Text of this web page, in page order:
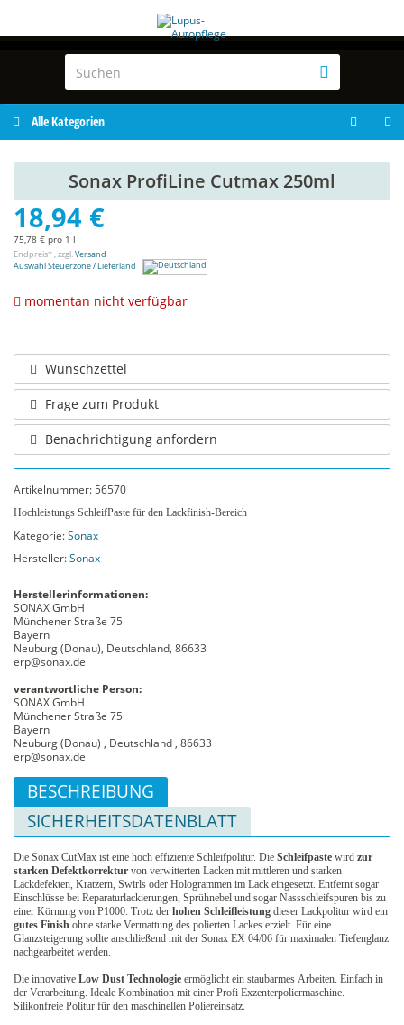
Alle Kategorien
Sonax ProfiLine Cutmax 250ml
18,94 €
75,78 € pro 1 l
Endpreis* , zzgl.Versand
Auswahl Steuerzone / Lieferland
momentan nicht verfügbar
Wunschzettel
Frage zum Produkt
Benachrichtigung anfordern
Artikelnummer:56570
Hochleistungs SchleifPaste für den Lackfinish-Bereich
Kategorie:Sonax
Hersteller:Sonax
Herstellerinformationen:
SONAX GmbH
Münchener Straße 75
Bayern
Neuburg (Donau), Deutschland, 86633
erp@sonax.de
verantwortliche Person:
SONAX GmbH
Münchener Straße 75
Bayern
Neuburg (Donau) , Deutschland , 86633
erp@sonax.de
BESCHREIBUNG
SICHERHEITSDATENBLATT
Die Sonax CutMax ist eine hoch effiziente Schleifpolitur. Die Schleifpaste wird zur
starken Defektkorrektur von verwitterten Lacken mit mittleren und starken
Lackdefekten, Kratzern, Swirls oder Hologrammen im Lack eingesetzt. Entfernt sogar
Einschlüsse bei Reparaturlackierungen, Sprühnebel und sogar Nassschleifspuren bis zu
einer Körnung von P1000. Trotz der hohen Schleifleistung dieser Lackpolitur wird ein
gutes Finish ohne starke Vermattung des polierten Lackes erzielt. Für eine
Glanzsteigerung sollte anschließend mit der Sonax EX 04/06 für maximalen Tiefenglanz
nachgearbeitet werden.
Die innovative Low Dust Technologie ermöglicht ein staubarmes Arbeiten. Einfach in
der Verarbeitung. Ideale Kombination mit einer Profi Exzenterpoliermaschine.
Silikonfreie Politur für den maschinellen Poliereinsatz.